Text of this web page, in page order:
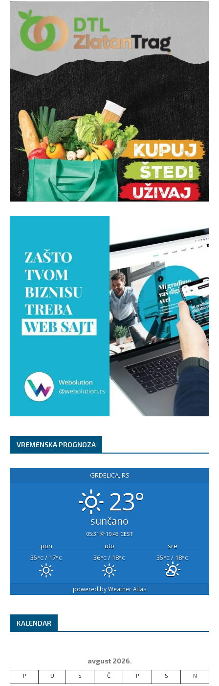
VREMENSKA PROGNOZA
GRDELICA, RS
23°
sunčano
05:31 19:43 CEST
pon uto
sre
35°C / 17°C 36°C / 18°C 35°C / 18°C
powered byWeather Atlas
KALENDAR
avgust 2026.
P U S Č P S N